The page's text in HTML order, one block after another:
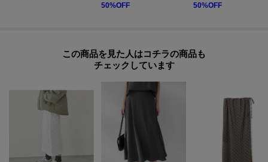
50%OFF
50%OFF
この商品を見た人はコチラの商品も
チェックしています